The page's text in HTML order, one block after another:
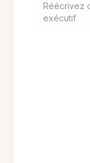
Réécrivez
exécutif